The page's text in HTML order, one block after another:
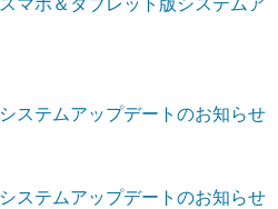
スマホ＆タブレット版システムア
システムアップデートのお知らせ
システムアップデートのお知らせ